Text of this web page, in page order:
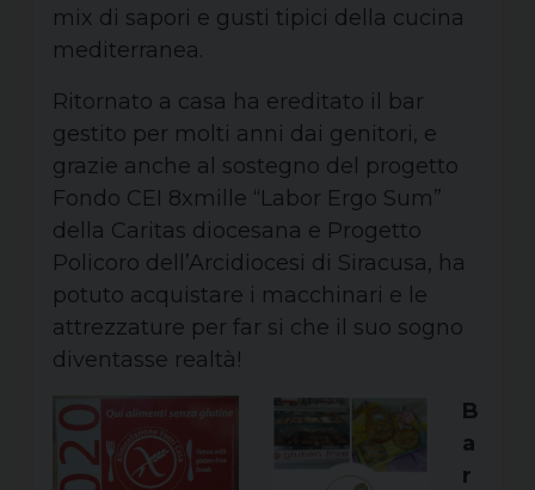
mix di sapori e gusti tipici della cucina
mediterranea.
Ritornato a casa ha ereditato il bar
gestito per molti anni dai genitori, e
grazie anche al sostegno del progetto
Fondo CEI 8xmille “Labor Ergo Sum”
della Caritas diocesana e Progetto
Policoro dell’Arcidiocesi di Siracusa, ha
potuto acquistare i macchinari e le
attrezzature per far si che il suo sogno
diventasse realtà!
B
a
r